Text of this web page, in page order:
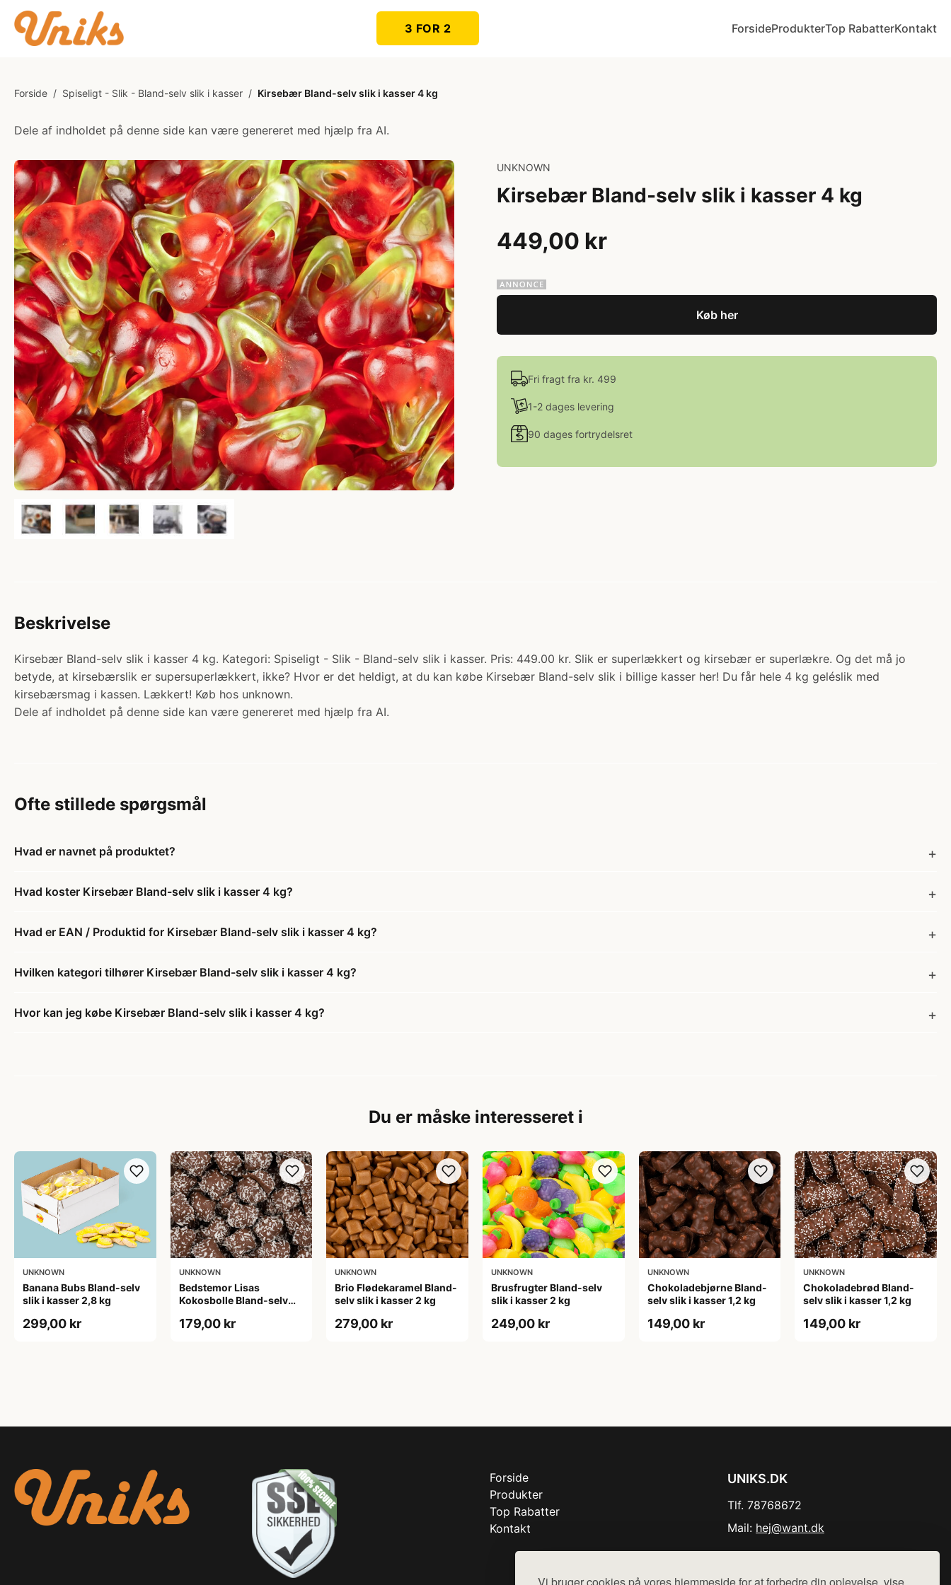
3 FOR 2 ForsideProdukterTop RabatterKontakt
Forside / Spiseligt - Slik - Bland-selv slik i kasser / Kirsebær Bland-selv slik i kasser 4 kg
Dele af indholdet på denne side kan være genereret med hjælp fra AI.
UNKNOWN
Kirsebær Bland-selv slik i kasser 4 kg
449,00 kr
Køb her
Fri fragt fra kr. 499
1-2 dages levering
90 dages fortrydelsret
Beskrivelse
Kirsebær Bland-selv slik i kasser 4 kg. Kategori: Spiseligt - Slik - Bland-selv slik i kasser. Pris: 449.00 kr. Slik er superlækkert og kirsebær er superlækre. Og det må jo
betyde, at kirsebærslik er supersuperlækkert, ikke? Hvor er det heldigt, at du kan købe Kirsebær Bland-selv slik i billige kasser her! Du får hele 4 kg geléslik med
kirsebærsmag i kassen. Lækkert! Køb hos unknown.
Dele af indholdet på denne side kan være genereret med hjælp fra AI.
Ofte stillede spørgsmål
Hvad er navnet på produktet?
Hvad koster Kirsebær Bland-selv slik i kasser 4 kg?
Hvad er EAN / Produktid for Kirsebær Bland-selv slik i kasser 4 kg?
Hvilken kategori tilhører Kirsebær Bland-selv slik i kasser 4 kg?
Hvor kan jeg købe Kirsebær Bland-selv slik i kasser 4 kg?
Du er måske interesseret i
UNKNOWN
Banana Bubs Bland-selv
slik i kasser 2,8 kg
299,00 kr
UNKNOWN
Bedstemor Lisas
Kokosbolle Bland-selv
179,00 kr
UNKNOWN
Brio Flødekaramel Bland-
selv slik i kasser 2 kg
279,00 kr
UNKNOWN
Brusfrugter Bland-selv
slik i kasser 2 kg
249,00 kr
UNKNOWN
Chokoladebjørne Bland-
selv slik i kasser 1,2 kg
149,00 kr
UNKNOWN
Chokoladebrød Bland-
selv slik i kasser 1,2 kg
149,00 kr
Forside
Produkter
Top Rabatter
Kontakt
UNIKS.DK
Tlf. 78768672
Mail: hej@want.dk